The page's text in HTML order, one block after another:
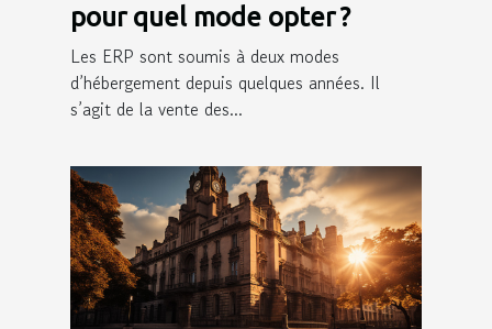
pour quel mode opter ?
Les ERP sont soumis à deux modes
d’hébergement depuis quelques années. Il
s’agit de la vente des...